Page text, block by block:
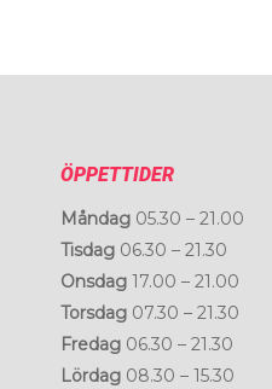
ÖPPETTIDER
Måndag05.30 – 21.00
Tisdag06.30 – 21.30
Onsdag17.00 – 21.00
Torsdag07.30 – 21.30
Fredag06.30 – 21.30
Lördag08.30 – 15.30